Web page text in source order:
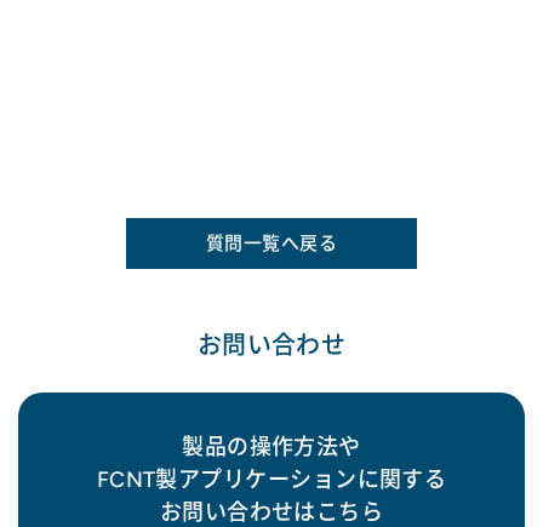
質問一覧へ戻る
お問い合わせ
製品の操作方法や
FCNT製アプリケーションに関する
お問い合わせはこちら